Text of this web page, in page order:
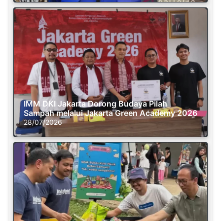
IMM DKI Jakarta Dorong Budaya Pilah
Sampah melalui Jakarta Green Academy 2026
28/07/2026